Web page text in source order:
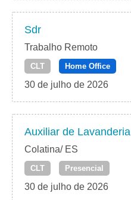
Sdr
Trabalho Remoto
CLT Home Office
30 de julho de 2026
Auxiliar de Lavanderia
Colatina/ ES
CLT Presencial
30 de julho de 2026